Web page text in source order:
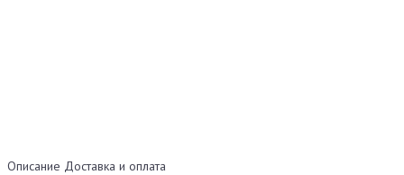
Описание Доставка и оплата